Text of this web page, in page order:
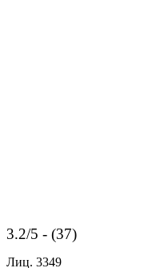
3.2/5 - (37)
Лиц. 3349